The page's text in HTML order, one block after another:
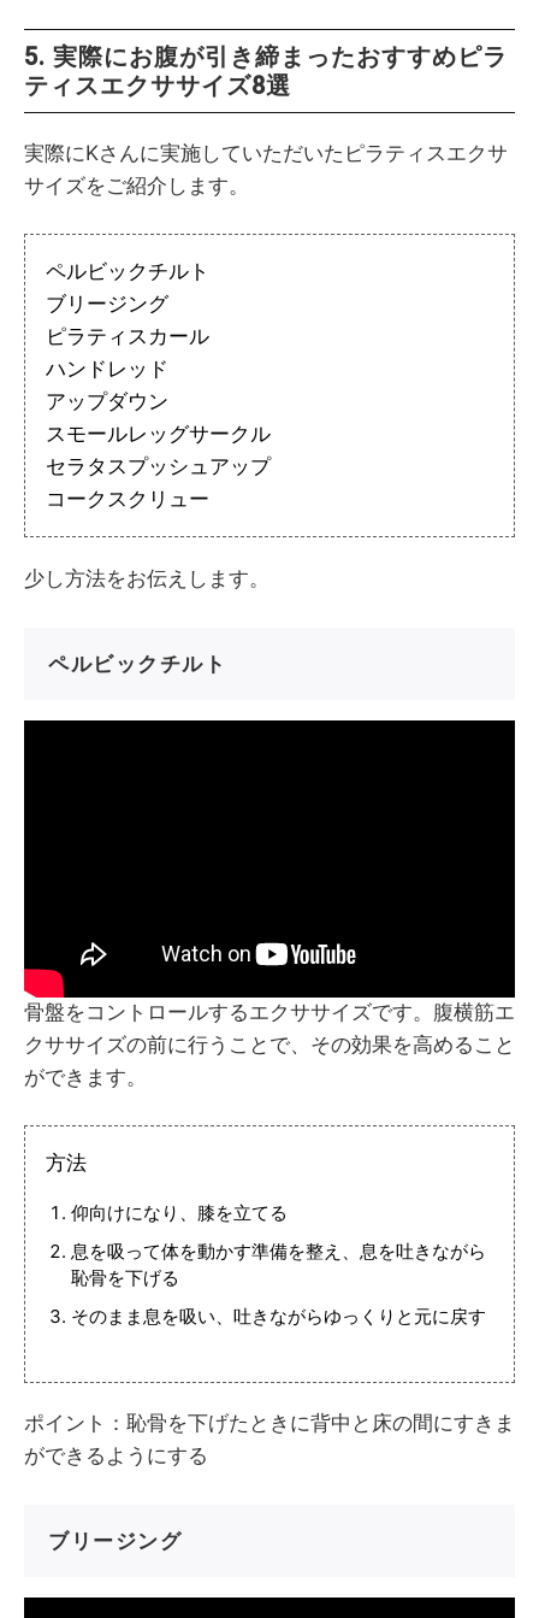
5. 実際にお腹が引き締まったおすすめピラ
ティスエクササイズ8選
実際にKさんに実施していただいたピラティスエクサ
サイズをご紹介します。
ペルビックチルト
ブリージング
ピラティスカール
ハンドレッド
アップダウン
スモールレッグサークル
セラタスプッシュアップ
コークスクリュー
少し方法をお伝えします。
ペルビックチルト
骨盤をコントロールするエクササイズです。腹横筋エ
クササイズの前に行うことで、その効果を高めること
ができます。
方法
仰向けになり、膝を立てる
息を吸って体を動かす準備を整え、息を吐きながら
恥骨を下げる
そのまま息を吸い、吐きながらゆっくりと元に戻す
ポイント：恥骨を下げたときに背中と床の間にすきま
ができるようにする
ブリージング